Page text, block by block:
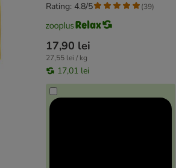
17,90 lei
27,55 lei / kg
17,01 lei
Rating: 4.8/5 (39)